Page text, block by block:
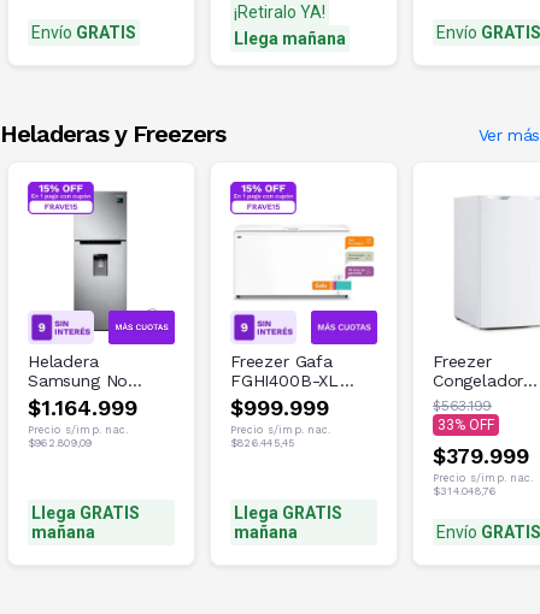
Envío GRATIS
¡Retiralo YA!
Llega mañana
Envío GRATIS
Heladeras y Freezers Ver más
Heladera
Samsung No
Frost Inverter
RT29K577JS8
308Lts
$1.164.999
Precio s/imp. nac.
$962.809,09
Llega GRATIS
mañana
Freezer Gafa
FGHI400B-XL
402L
$999.999
Precio s/imp. nac.
$826.445,45
Llega GRATIS
mañana
Freezer
Congelador
Vertical 65lts
Philco
$563.199
33
$379.999
Precio s/imp. nac.
$314.048,76
Envío GRATIS